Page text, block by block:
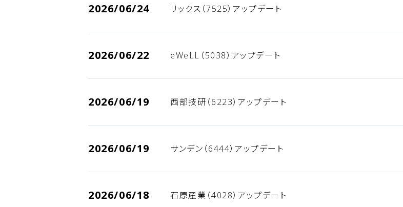
2026/06/24 リックス（7525）アップデート
2026/06/22 eWeLL（5038）アップデート
2026/06/19 西部技研（6223）アップデート
2026/06/19 サンデン（6444）アップデート
2026/06/18 石原産業（4028）アップデート